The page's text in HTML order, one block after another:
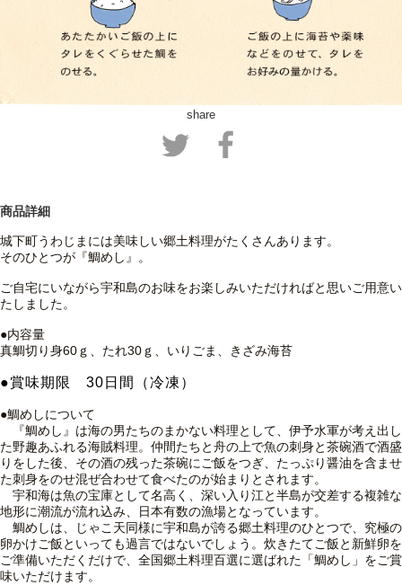
share
商品詳細
城下町うわじまには美味しい郷土料理がたくさんあります。
そのひとつが『鯛めし』。
ご自宅にいながら宇和島のお味をお楽しみいただければと思いご用意い
たしました。
●内容量
真鯛切り身60ｇ、たれ30ｇ、いりごま、きざみ海苔
●賞味期限 30日間（冷凍）
●鯛めしについて
『鯛めし』は海の男たちのまかない料理として、伊予水軍が考え出し
た野趣あふれる海賊料理。仲間たちと舟の上で魚の刺身と茶碗酒で酒盛
りをした後、その酒の残った茶碗にご飯をつぎ、たっぷり醤油を含ませ
た刺身をのせ混ぜ合わせて食べたのが始まりとされます。
宇和海は魚の宝庫として名高く、深い入り江と半島が交差する複雑な
地形に潮流が流れ込み、日本有数の漁場となっています。
鯛めしは、じゃこ天同様に宇和島が誇る郷土料理のひとつで、究極の
卵かけご飯といっても過言ではないでしょう。 炊きたてご飯と新鮮卵を
ご準備いただくだけで、全国郷土料理百選に選ばれた「鯛めし」をご賞
味いただけます。